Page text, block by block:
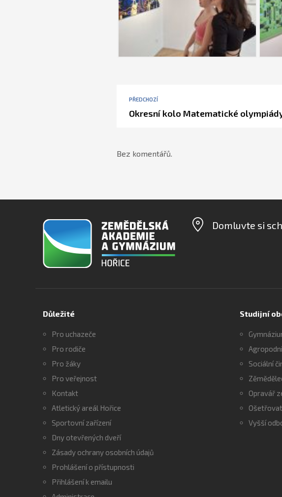
PŘEDCHOZÍ
Okresní kolo Matematické
Bez komentářů.
Domluvte si
Důležité
Pro uchazeče
Pro rodiče
Pro žáky
Pro veřejnost
Kontakt
Atletický areál Hořice
Sportovní zařízení
Dny otevřených dveří
Zásady ochrany osobních údajů
Prohlášení o přístupnosti
Přihlášení k emailu
Studijní
Sociální
Opravář
Vyšší